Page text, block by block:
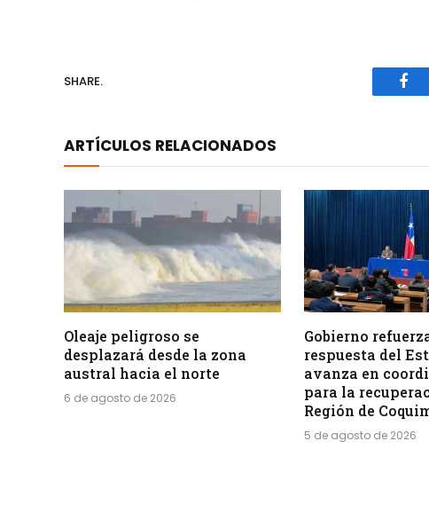
SHARE.
ARTÍCULOS RELACIONADOS
Oleaje peligroso se
desplazará desde la zona
austral hacia el norte
6 de agosto de 2026
Gobierno
respuesta del
avanza en
para la
Región de
5 de agosto de 2026